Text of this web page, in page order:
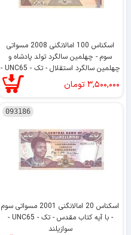
اسکناس 100 امالانگنی 2008 مسواتی
سوم - چهلمین سالگرد تولد پادشاه و
چهلمین سالگرد استقلال - تک - UNC65 -
سوازیلند
۳,۵۰۰,۰۰۰تومان
093186
اسکناس 20 امالانگنی 2001 مسواتی سوم
- با آیه کتاب مقدس - تک - UNC65 -
سوازیلند